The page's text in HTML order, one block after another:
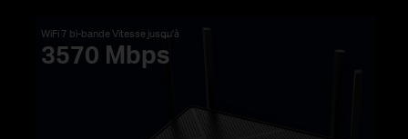
WiFi 7 bi-bande Vitesse jusqu'à
3570 Mbps